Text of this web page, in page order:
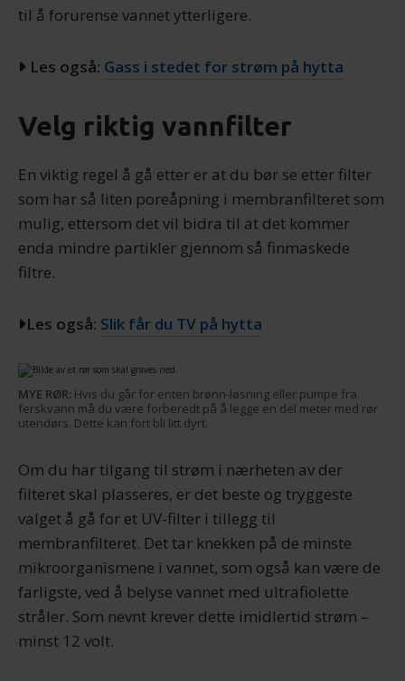
til å forurense vannet ytterligere.
Les også: Gass i stedet for strøm på hytta
Velg riktig vannfilter
En viktig regel å gå etter er at du bør se etter filter
som har så liten poreåpning i membranfilteret som
mulig, ettersom det vil bidra til at det kommer
enda mindre partikler gjennom så finmaskede
filtre.
Les også: Slik får du TV på hytta
MYE RØR: Hvis du går for enten brønn-løsning eller pumpe fra
ferskvann må du være forberedt på å legge en del meter med rør
utendørs. Dette kan fort bli litt dyrt.
Om du har tilgang til strøm i nærheten av der
filteret skal plasseres, er det beste og tryggeste
valget å gå for et UV-filter i tillegg til
membranfilteret. Det tar knekken på de minste
mikroorganismene i vannet, som også kan være de
farligste, ved å belyse vannet med ultrafiolette
stråler. Som nevnt krever dette imidlertid strøm –
minst 12 volt.